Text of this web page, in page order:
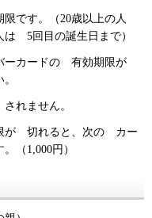
です。（20歳以上の人
5回目の誕生日まで）
ーカードの 有効期限が
れません。
が 切れると、次の カー
（1,000円）